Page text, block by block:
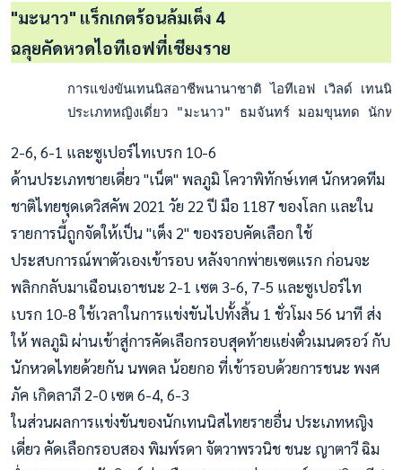
"มะนาว" แร็กเกตร้อนล้มเต็ง 4
ฉลุยคัดหวดไอทีเอฟที่เชียงราย
การแข่งขันเทนนิสอาชีพนานาชาติ ไอทีเอฟ เวิลด์ เทน
ประเภทหญิงเดี่ยว "มะนาว" ธมจันทร์ มอมขุนทด นักห
2-6, 6-1 และซูเปอร์ไทเบรก 10-6
ด้านประเภทชายเดี่ยว "เน็ต" พลภูมิ โควาพิทักษ์เทศ นักหวดทีม
ชาติไทยชุดเดวิสคัพ 2021 วัย 22 ปี มือ 1187 ของโลก และใน
รายการนี้ถูกจัดให้เป็น "เต็ง 2" ของรอบคัดเลือก ใช้
ประสบการณ์พาตัวเองเข้ารอบ หลังจากพ่ายเซตแรก ก่อนจะ
พลิกกลับมาเฉือนเอาชนะ 2-1 เซต 3-6, 7-5 และซูเปอร์ไท
เบรก 10-8 ใช้เวลาในการแข่งขันไปทั้งสิ้น 1 ชั่วโมง 56 นาที ส่ง
ให้ พลภูมิ ผ่านเข้าสู่การคัดเลือกรอบสุดท้ายแย่งตั๋วเมนดรอว์ กับ
นักหวดไทยด้วยกัน นพดล น้อยกอ ที่เข้ารอบด้วยการชนะ พงศ
ภัค เกิดลาภี 2-0 เซต 6-4, 6-3
ในส่วนผลการแข่งขันของนักเทนนิสไทยรายอื่น ประเภทหญิง
เดี่ยว คัดเลือกรอบสอง พิมพ์รดา จัตวาพรวนิช ชนะ ญาตาวี ฉิม